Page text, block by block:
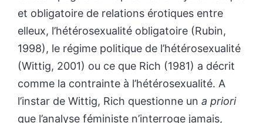
et obligatoire de relations érotiques entre
elleux, l’hétérosexualité obligatoire (Rubin,
1998), le régime politique de l’hétérosexualité
(Wittig, 2001) ou ce que Rich (1981) a décrit
comme la contrainte à l’hétérosexualité. A
l’instar de Wittig, Rich questionne un a priori
que l’analyse féministe n’interroge jamais,